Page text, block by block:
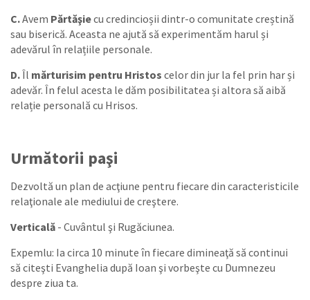
C.Avem Părtăşiecu credincioșii dintr-o comunitate creștină
sau biserică. Aceasta ne ajută să experimentăm harul și
adevărul în relațiile personale.
D.Îl mărturisim pentru Hristos celor din jur la fel prin har și
adevăr. În felul acesta le dăm posibilitatea și altora să aibă
relație personală cu Hrisos.
Următorii paşi
Dezvoltă un plan de acţiune pentru fiecare din caracteristicile
relaţionale ale mediului de creştere.
Verticală - Cuvântul şi Rugăciunea.
Expemlu: Ia circa 10 minute în fiecare dimineaţă să continui
să citeşti Evanghelia după Ioan şi vorbeşte cu Dumnezeu
despre ziua ta.